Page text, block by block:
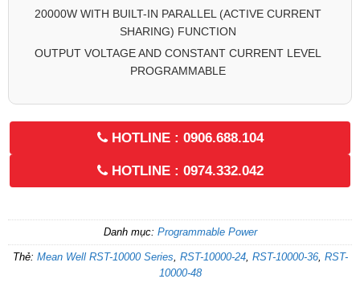
20000W WITH BUILT-IN PARALLEL (ACTIVE CURRENT
SHARING) FUNCTION
OUTPUT VOLTAGE AND CONSTANT CURRENT LEVEL
PROGRAMMABLE
HOTLINE : 0906.688.104
HOTLINE : 0974.332.042
Danh mục: Programmable Power
Thẻ: Mean Well RST-10000 Series, RST-10000-24, RST-10000-36, RST-
10000-48